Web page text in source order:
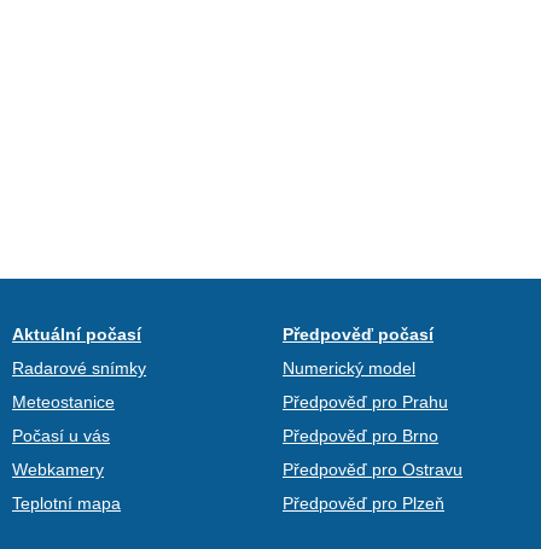
Aktuální počasí
Radarové snímky
Meteostanice
Počasí u vás
Webkamery
Teplotní mapa
Předpověď počasí
Numerický model
Předpověď pro Prahu
Předpověď pro Brno
Předpověď pro Ostravu
Předpověď pro Plzeň